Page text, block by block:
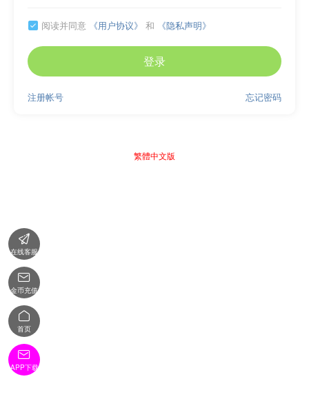
 阅读并同意 《用户协议》 和 《隐私声明》
登录
忘记密码
注册帐号
繁體中文版

在线客服

金币充值

首页

APP下载